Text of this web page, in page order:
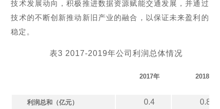
技术发展动向，积极推进数据资源赋能交通发展，并通过
技术的不断创新推动新旧产业的融合，以保证未来盈利的
稳定。
表3 2017-2019年公司利润总体情况
2017年 2018年
利润总和（亿元） 0.4 0.8